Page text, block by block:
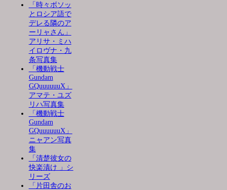
「時々ボソッ
とロシア語で
デレる隣のア
ーリャさん」
アリサ・ミハ
イロヴナ・九
条写真集
「機動戦士
Gundam
GQuuuuuuX」
アマテ・ユズ
リハ写真集
「機動戦士
Gundam
GQuuuuuuX」
ニャアン写真
集
「清楚彼女の
快楽漬け 」シ
リーズ
「片田舎のお